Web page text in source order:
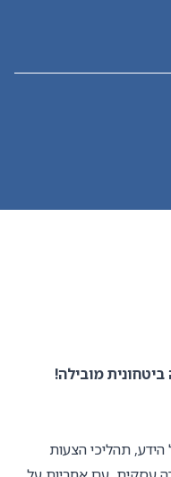
מובילה!
הידע, תהליכי הצעות